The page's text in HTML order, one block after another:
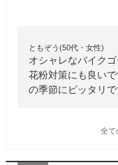
ともぞう(50代・女性)
オシャレなバイク
花粉対策にも良い
の季節にピッタリで
全て